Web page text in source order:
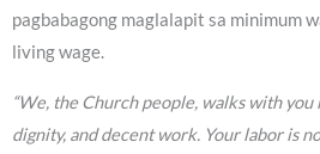
pagbabagong maglalapit sa minimum
living wage.
“We, the Church people, walks with
dignity, and decent work. Your labor is